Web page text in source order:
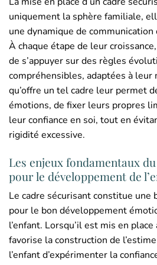
uniquement la sphère familiale,
une dynamique de
À chaque étape de leur
de s’appuyer sur des règles
compréhensibles, adaptées à
qu’offre un tel cadre leur permet
émotions, de fixer leurs propres
leur confiance en soi, tout en
rigidité excessive.
Les enjeux fondamentaux
pour le développement de
Le cadre sécurisant constitue une
pour le bon développement
l’enfant. Lorsqu’il est mis en
favorise la construction de
l’enfant d’expérimenter la